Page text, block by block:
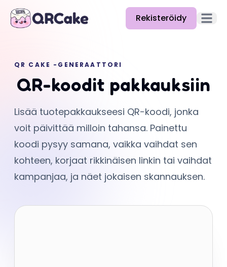
Rekisteröidy Avaa
Hinnat
Blogi
Dokumentaatio
Ohje
API
QR CAKE -GENERAATTORI
QR-koodit pakkauksiin
Lisää tuotepakkaukseesi QR-koodi, jonka
voit päivittää milloin tahansa. Painettu
koodi pysyy samana, vaikka vaihdat sen
kohteen, korjaat rikkinäisen linkin tai vaihdat
kampanjaa, ja näet jokaisen skannauksen.